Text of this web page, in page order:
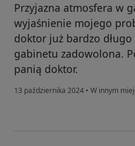
Przyjazna atmosfera w
wyjaśnienie mojego
doktor już bardzo długo
gabinetu zadowolona.
panią doktor.
13 października 2024 • W innym